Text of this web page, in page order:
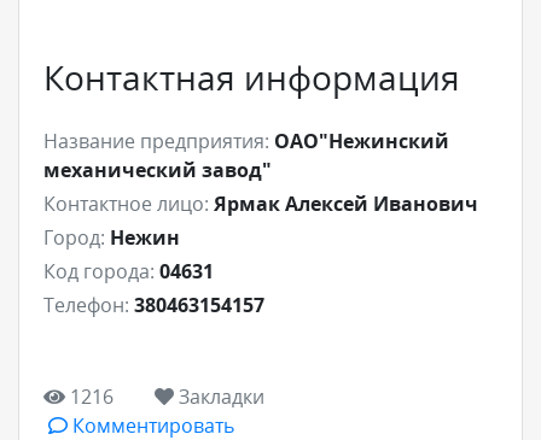
Контактная информация
Название предприятия: ОАО"Нежинский
механический завод"
Контактное лицо: Ярмак Алексей Иванович
Город: Нежин
Код города: 04631
Телефон: 380463154157
1216
Закладки
Комментировать